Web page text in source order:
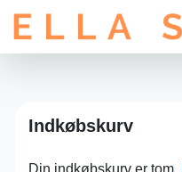
Indkøbskurv
Din indkøbskurv er tom.